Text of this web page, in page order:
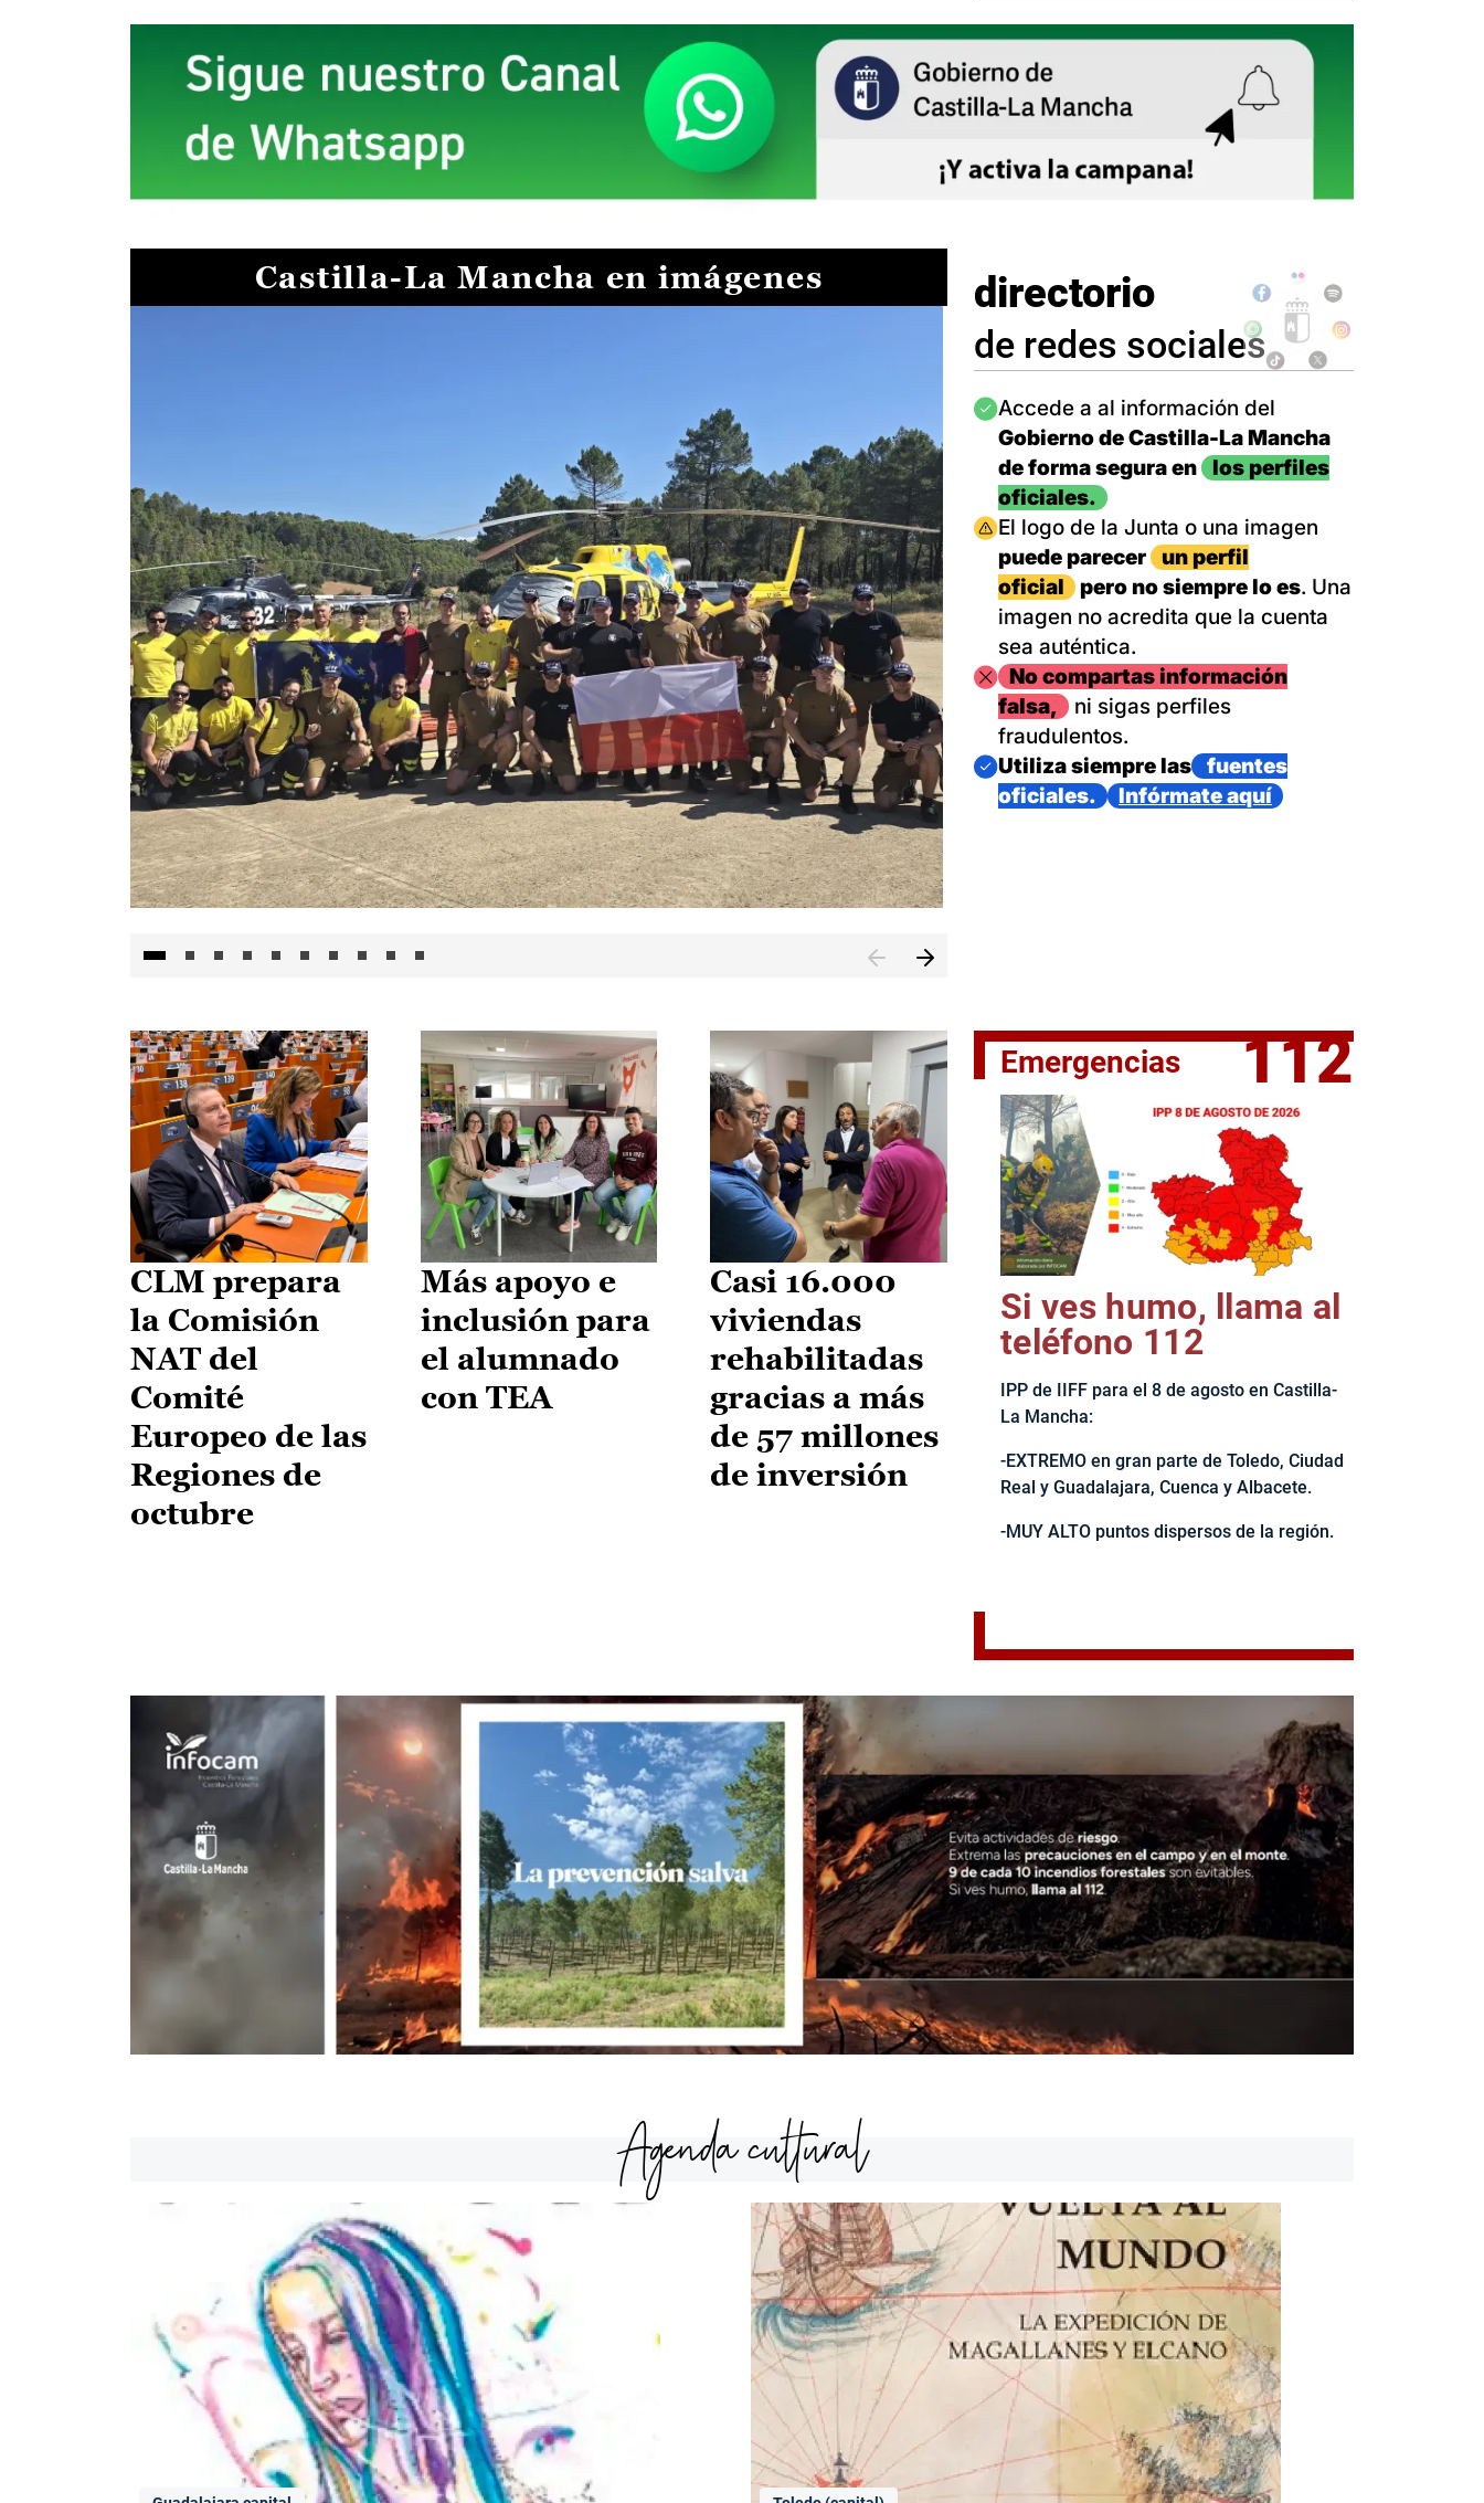
Castilla-La Mancha en imágenes
II Vuelta Ciclista CLM LEADER
directorio
de redes sociales
Imagen
Accede a al información del
Gobierno de Castilla-La Mancha
de forma segura en
los perfiles
oficiales.
Imagen
El logo de la Junta o una imagen
puede parecer
un perfil
oficial
pero no siempre lo es. Una
imagen no acredita que la cuenta
sea auténtica.
ImagenNo compartas información
falsa,
ni sigas perfiles
fraudulentos.
Imagen
Utiliza siempre las
fuentes
oficiales.
Infórmate aquí
CLM prepara
la Comisión
NAT del
Comité
Europeo de las
Regiones de
octubre
Más apoyo e
inclusión para
el alumnado
con TEA
Casi 16.000
viviendas
rehabilitadas
gracias a más
de 57 millones
de inversión
Emergencias 112
Si ves humo, llama al
teléfono 112
IPP de IIFF para el 8 de agosto en Castilla-
La Mancha:
-EXTREMO en gran parte de Toledo, Ciudad
Real y Guadalajara, Cuenca y Albacete.
-MUY ALTO puntos dispersos de la región.
Agenda cultural